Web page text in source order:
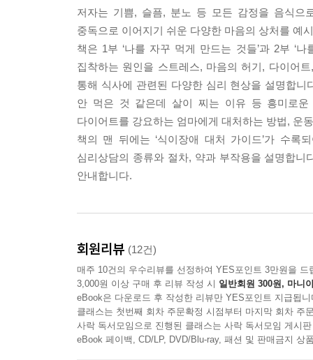
05. 음식 중독의 7가지 증상
첫째, 배가 부른데도 계속 먹고 싶다
밥을 먹으면서 디저트로 뭘 먹을지 생각하고, 이미
기도 한답니다. 이런 갈망을 모두 음식 중독이라
해야 합니다.
둘째, 예상했던 것보다 훨씬 많이 먹는다
‘라면 한 젓가락만 먹어야지’ 생각했던 것과는 달
을 보는 ‘모 아니면 도’ 식의 사고는 알코올 의존증
식했다”, “폭식했다”라고 일상적으로 말하지만 식
로 구별한답니다.
넷째, 자꾸 실패할 만한 규칙들을 세운다
‘저녁 6시 이후로는 금식’, ‘과자, 빵, 초콜릿은 입
저자는 기쁨, 슬픔, 분노 등 모든 감정을 음식으
중독으로 이어지기 쉬운 다양한 마음의 상처를 예
책은 1부 ‘나를 자꾸 먹게 만드는 것들’과 2부 ‘
집착하는 원인을 스트레스, 마음의 허기, 다이어
통해 식사에 관련된 다양한 심리 현상을 설명합
안 먹은 것 같은데 살이 찌는 이유 등 흥미로
다이어트를 강요하는 엄마에게 대처하는 방법, 운
책의 맨 뒤에는 ‘식이장애 대처 가이드’가 수
심리상담의 종류와 절차, 약과 부작용을 설명합
안내합니다.
회원리뷰 (12건)
매주 10건의 우수리뷰를 선정하여 YES포인트 3만원을 드
3,000원 이상 구매 후 리뷰 작성 시 일반회원 300원, 마니
eBook은 다운로드 후 작성한 리뷰만 YES포인트 지급됩니
클래스는 첫번째 회차 주문확정 시점부터 마지막 회차 주
사락 독서모임으로 진행된 클래스는 사락 독서모임 게시
eBook 페이백, CD/LP, DVD/Blu-ray, 패션 및 판매금지 상